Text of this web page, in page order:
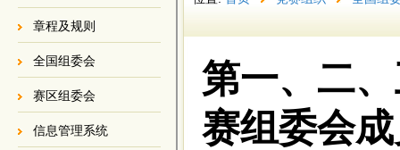
章程及规则
全国组委会
赛区组委会
信息管理系统
第一、二
赛组委会